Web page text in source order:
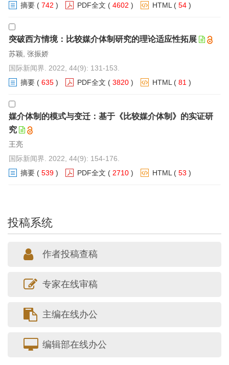
摘要 ( 742 ) PDF全文 ( 4602 ) HTML ( 54 )
突破西方情境：比较媒介体制研究的理论适应性拓展
苏颖, 张振娇
国际新闻界. 2022, 44(9): 131-153.
摘要 ( 635 ) PDF全文 ( 3820 ) HTML ( 81 )
媒介体制的模式与变迁：基于《比较媒介体制》的实证研
究
王亮
国际新闻界. 2022, 44(9): 154-176.
摘要 ( 539 ) PDF全文 ( 2710 ) HTML ( 53 )
投稿系统
作者投稿查稿
专家在线审稿
主编在线办公
编辑部在线办公